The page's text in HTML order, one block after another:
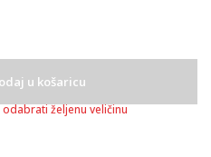
u košaricu
željenu veličinu